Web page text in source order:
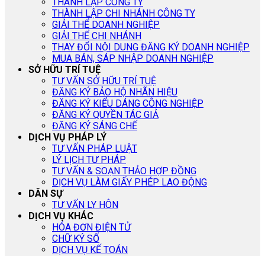
THÀNH LẬP CHI NHÁNH CÔNG TY
GIẢI THỂ DOANH NGHIỆP
GIẢI THỂ CHI NHÁNH
THAY ĐỔI NỘI DUNG ĐĂNG KÝ DOANH NGHIỆP
MUA BÁN, SÁP NHẬP DOANH NGHIỆP
SỞ HỮU TRÍ TUỆ
TƯ VẤN SỞ HỮU TRÍ TUỆ
ĐĂNG KÝ BẢO HỘ NHÃN HIỆU
ĐĂNG KÝ KIỂU DÁNG CÔNG NGHIỆP
ĐĂNG KÝ QUYỀN TÁC GIẢ
ĐĂNG KÝ SÁNG CHẾ
DỊCH VỤ PHÁP LÝ
TƯ VẤN PHÁP LUẬT
LÝ LỊCH TƯ PHÁP
TƯ VẤN & SOẠN THẢO HỢP ĐỒNG
DỊCH VỤ LÀM GIẤY PHÉP LAO ĐỘNG
DÂN SỰ
TƯ VẤN LY HÔN
DỊCH VỤ KHÁC
HÓA ĐƠN ĐIỆN TỬ
CHỮ KÝ SỐ
DỊCH VỤ KẾ TOÁN